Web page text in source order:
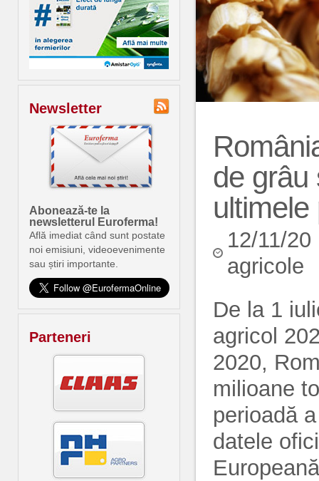
Newsletter
Abonează-te la
newsletterul Euroferma!
Află imediat când sunt postate
noi emisiuni, videoevenimente
sau știri importante.
Parteneri
de grâu
ultimele
12/11/
agricole
De la 1
agricol
2020,
milioane
perioadă
datele